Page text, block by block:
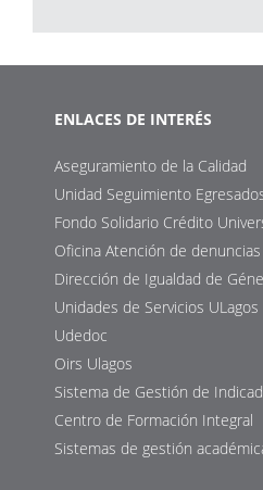
ENLACES DE INTERÉS
Aseguramiento de la Calidad
Unidad Seguimiento
Fondo Solidario Crédito
Oficina Atención de
Dirección de Igualdad de
Unidades de Servicios ULagos
Udedoc
Oirs Ulagos
Sistema de Gestión de
Centro de Formación Integral
Sistemas de gestión